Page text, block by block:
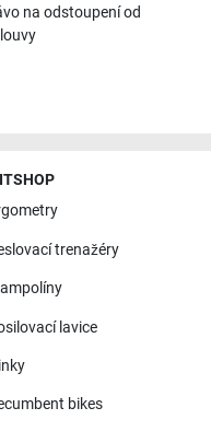
na odstoupení od
trenažéry
lavice
bikes